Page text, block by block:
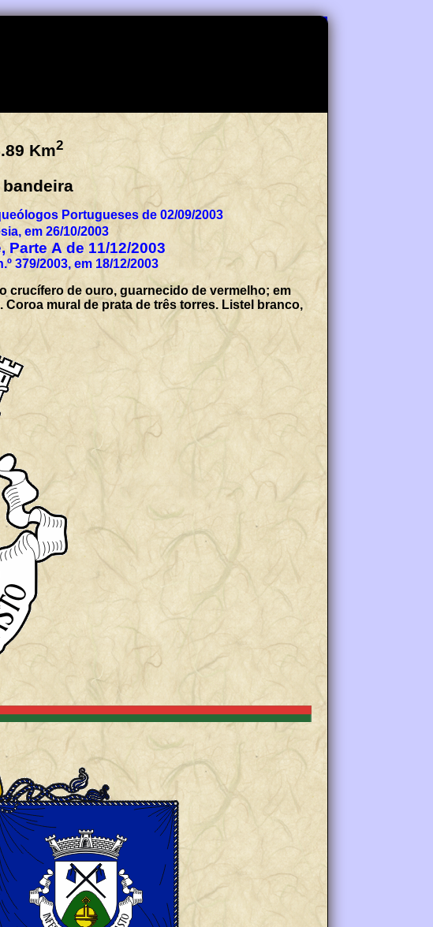
Km2
Portugueses de 02/09/2003
em 26/10/2003
Parte A de 11/12/2003
379/2003, em 18/12/2003
crucífero de ouro, guarnecido de vermelho; em
mural de prata de três torres. Listel branco,